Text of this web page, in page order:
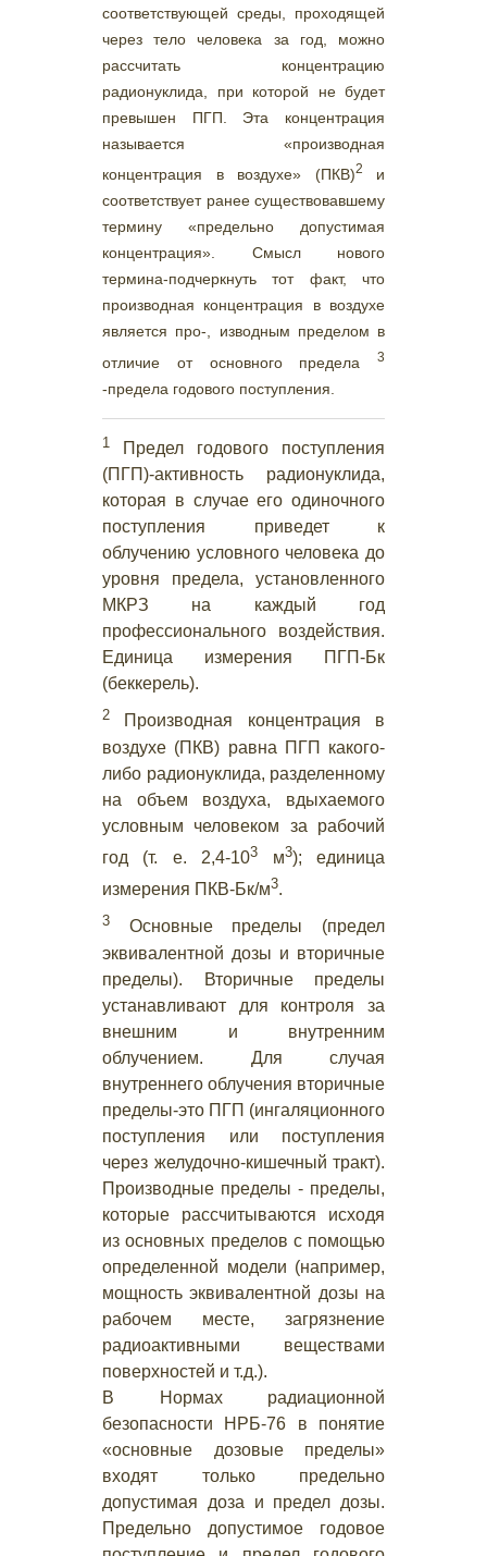
соответствующей среды, проходящей
через тело человека за год, можно
рассчитать концентрацию
радионуклида, при которой не будет
превышен ПГП. Эта концентрация
называется «производная
концентрация в воздухе» (ПКВ)2
и
соответствует ранее существовавшему
термину «предельно допустимая
концентрация». Смысл нового
термина-подчеркнуть тот факт, что
производная концентрация в воздухе
является про-, изводным пределом в
отличие от основного предела
3
-предела годового поступления.
1
Предел годового поступления
(ПГП)-активность радионуклида,
которая в случае его одиночного
поступления приведет к
облучению условного человека до
уровня предела, установленного
МКРЗ на каждый год
профессионального воздействия.
Единица измерения ПГП-Бк
(беккерель).
2
Производная концентрация в
воздухе (ПКВ) равна ПГП какого-
либо радионуклида, разделенному
на объем воздуха, вдыхаемого
условным человеком за рабочий
год (т. е. 2,4-103 м3); единица
измерения ПКВ-Бк/м3.
3 Основные пределы (предел
эквивалентной дозы и вторичные
пределы). Вторичные пределы
устанавливают для контроля за
внешним и внутренним
облучением. Для случая
внутреннего облучения вторичные
пределы-это ПГП (ингаляционного
поступления или поступления
через желудочно-кишечный тракт).
Производные пределы - пределы,
которые рассчитываются исходя
из основных пределов с помощью
определенной модели (например,
мощность эквивалентной дозы на
рабочем месте, загрязнение
радиоактивными веществами
поверхностей и т.д.).
В Нормах радиационной
безопасности НРБ-76 в понятие
«основные дозовые пределы»
входят только предельно
допустимая доза и предел дозы.
Предельно допустимое годовое